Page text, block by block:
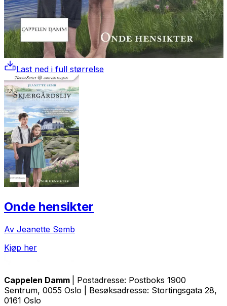
Last ned i full størrelse
Onde hensikter
Av Jeanette Semb
Kjøp her
Cappelen Damm
| Postadresse: Postboks 1900
Sentrum, 0055 Oslo | Besøksadresse: Stortingsgata 28,
0161 Oslo